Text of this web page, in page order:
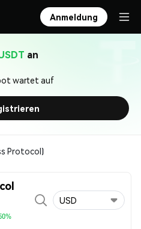
Anmeldung
an
wartet auf
Protocol)
USD